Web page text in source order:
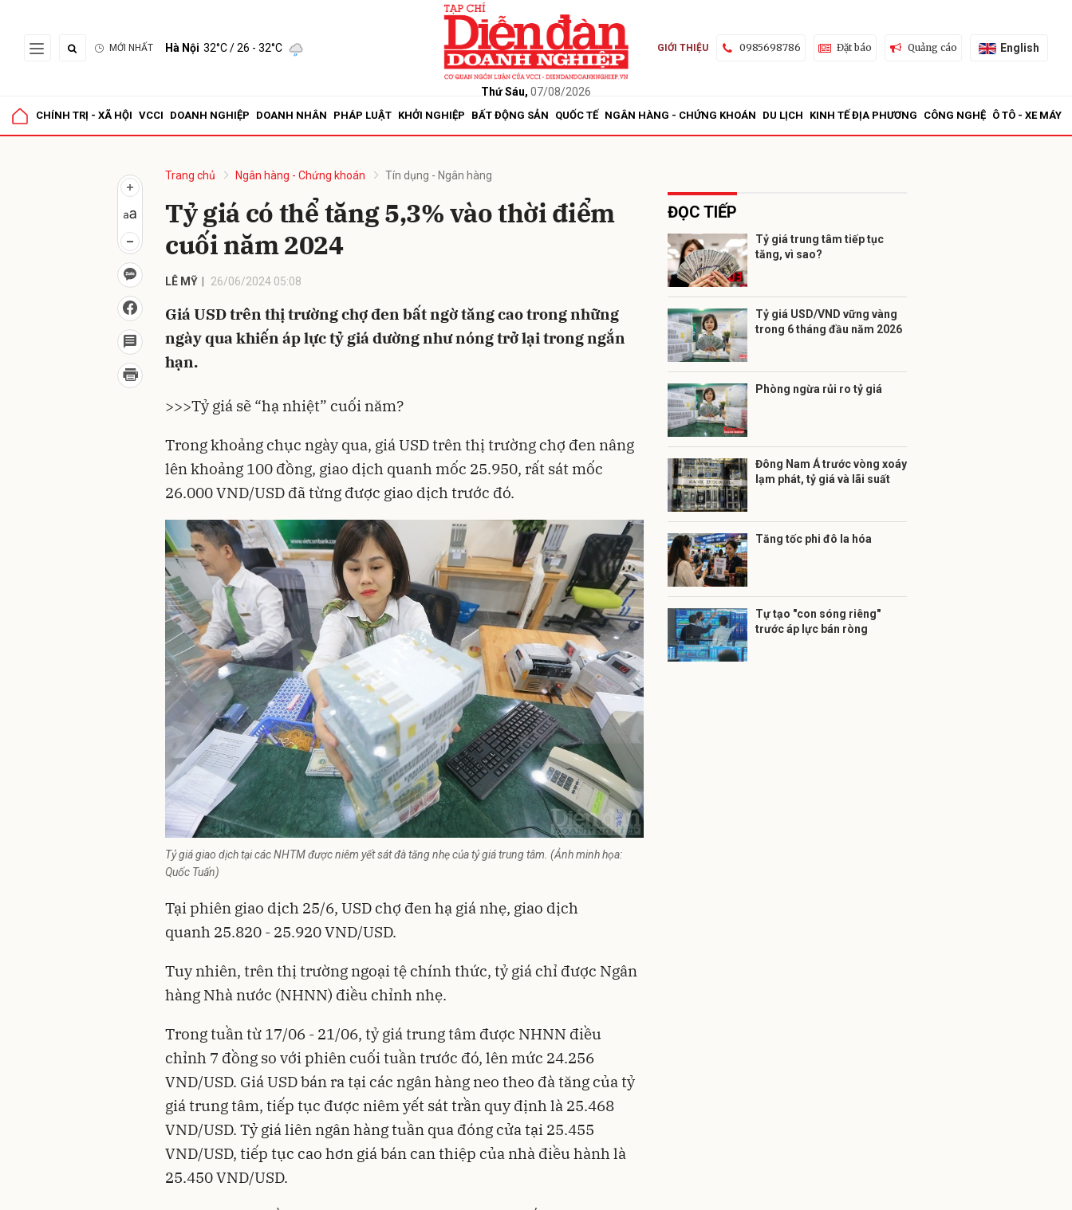
MỚI NHẤT Hà Nội 32°C/ 26 - 32°C
Thứ Sáu, 07/08/2026
GIỚI THIỆU 0985698786 Đặt báo Quảng cáo English
CHÍNH TRỊ - XÃ HỘI VCCI DOANH NGHIỆP DOANH NHÂN PHÁP LUẬT KHỞI NGHIỆP BẤT ĐỘNG SẢN QUỐC TẾ NGÂN HÀNG - CHỨNG KHOÁN DU LỊCH KINH TẾ ĐỊA PHƯƠNG CÔNG NGHỆ Ô TÔ - XE MÁY
Trang chủ Ngân hàng - Chứng khoán Tín dụng - Ngân hàng
Tỷ giá có thể tăng 5,3% vào thời điểm
cuối năm 2024
LÊ MỸ 26/06/2024 05:08
Giá USD trên thị trường chợ đen bất ngờ tăng cao trong những
ngày qua khiến áp lực tỷ giá dường như nóng trở lại trong ngắn
hạn.
>>>Tỷ giá sẽ “hạ nhiệt” cuối năm?
Trong khoảng chục ngày qua, giá USD trên thị trường chợ đen nâng
lên khoảng 100 đồng, giao dịch quanh mốc 25.950, rất sát mốc
26.000 VND/USD đã từng được giao dịch trước đó.
Tỷ giá giao dịch tại các NHTM được niêm yết sát đà tăng nhẹ của tỷ giá trung tâm. (Ảnh minh họa:
Quốc Tuấn)
Tại phiên giao dịch 25/6, USD chợ đen hạ giá nhẹ, giao dịch
quanh 25.820 - 25.920 VND/USD.
Tuy nhiên, trên thị trường ngoại tệ chính thức, tỷ giá chỉ được Ngân
hàng Nhà nước (NHNN) điều chỉnh nhẹ.
Trong tuần từ 17/06 - 21/06, tỷ giá trung tâm được NHNN điều
chỉnh 7 đồng so với phiên cuối tuần trước đó, lên mức 24.256
VND/USD. Giá USD bán ra tại các ngân hàng neo theo đà tăng của tỷ
giá trung tâm, tiếp tục được niêm yết sát trần quy định là 25.468
VND/USD. Tỷ giá liên ngân hàng tuần qua đóng cửa tại 25.455
VND/USD, tiếp tục cao hơn giá bán can thiệp của nhà điều hành là
25.450 VND/USD.
ĐỌC TIẾP
Tỷ giá trung tâm tiếp tục
tăng, vì sao?
Tỷ giá USD/VND vững vàng
trong 6 tháng đầu năm 2026
Phòng ngừa rủi ro tỷ giá
Đông Nam Á trước vòng xoáy
lạm phát, tỷ giá và lãi suất
Tăng tốc phi đô la hóa
Tự tạo "con sóng riêng"
trước áp lực bán ròng
Gửi